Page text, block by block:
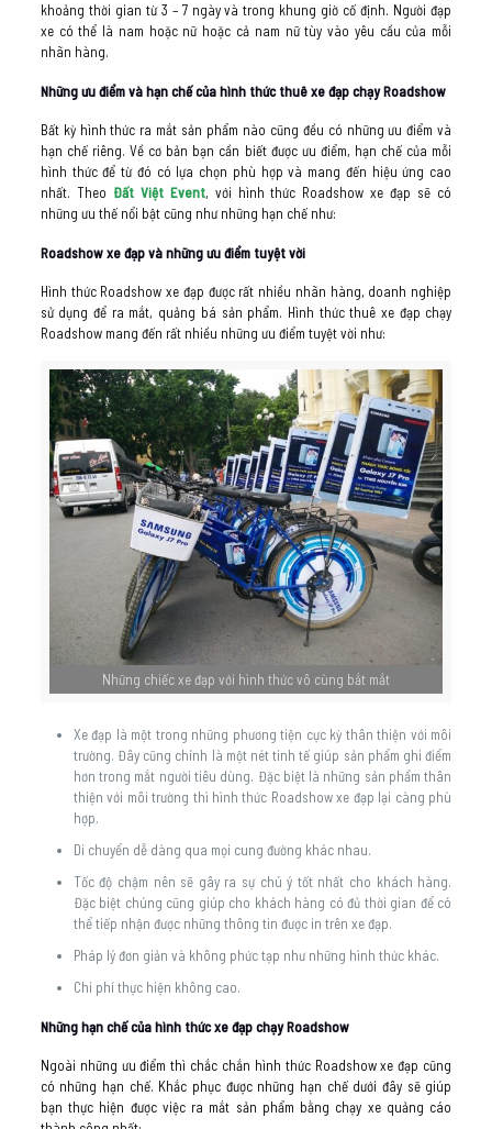
khoảng thời gian từ 3 – 7 ngày và trong khung giờ cố định. Người đạp
xe có thể là nam hoặc nữ hoặc cả nam nữ tùy vào yêu cầu của mỗi
nhãn hàng.
Những ưu điểm và hạn chế của hình thức thuê xe đạp chạy Roadshow
Bất kỳ hình thức ra mắt sản phẩm nào cũng đều có những ưu điểm và
hạn chế riêng. Về cơ bản bạn cần biết được ưu điểm, hạn chế của mỗi
hình thức để từ đó có lựa chọn phù hợp và mang đến hiệu ứng cao
nhất. Theo Đất Việt Event, với hình thức Roadshow xe đạp sẽ có
những ưu thế nổi bật cũng như những hạn chế như:
Roadshow xe đạp và những ưu điểm tuyệt vời
Hình thức Roadshow xe đạp được rất nhiều nhãn hàng, doanh nghiệp
sử dụng để ra mắt, quảng bá sản phẩm. Hình thức thuê xe đạp chạy
Roadshow mang đến rất nhiều những ưu điểm tuyệt vời như:
Những chiếc xe đạp với hình thức vô cùng bắt mắt
Xe đạp là một trong những phương tiện cực kỳ thân thiện với môi
trường. Đây cũng chính là một nét tinh tế giúp sản phẩm ghi điểm
hơn trong mắt người tiêu dùng. Đặc biệt là những sản phẩm thân
thiện với môi trường thì hình thức Roadshow xe đạp lại càng phù
hợp.
Di chuyển dễ dàng qua mọi cung đường khác nhau.
Tốc độ chậm nên sẽ gây ra sự chú ý tốt nhất cho khách hàng.
Đặc biệt chúng cũng giúp cho khách hàng có đủ thời gian để có
thể tiếp nhận được những thông tin được in trên xe đạp.
Pháp lý đơn giản và không phức tạp như những hình thức khác.
Chi phí thực hiện không cao.
Những hạn chế của hình thức xe đạp chạy Roadshow
Ngoài những ưu điểm thì chắc chắn hình thức Roadshow xe đạp cũng
có những hạn chế. Khắc phục được những hạn chế dưới đây sẽ giúp
bạn thực hiện được việc ra mắt sản phẩm bằng chạy xe quảng cáo